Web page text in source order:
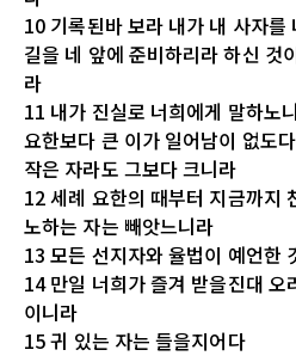
10 기록된바 보라 내가 내 사자를
길을 네 앞에 준비하리라 하신 것
라
11 내가 진실로 너희에게 말하노
요한보다 큰 이가 일어남이 없도
작은 자라도 그보다 크니라
12 세례 요한의 때부터 지금까지
노하는 자는 빼앗느니라
13 모든 선지자와 율법이 예언한
14 만일 너희가 즐겨 받을진대 오
이니라
15 귀 있는 자는 들을지어다